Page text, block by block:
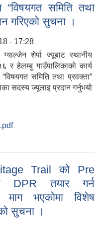
“विषयगत समिति तथा
गरिएको सुचना ।
- 17:28
शेर्पा ज्यूबाट स्थानीय
हेलम्बु गाउँपालिकाको कार्य
समिति तथा प्रवक्ता”
सदस्य ज्यूलाइ प्रदान गर्नुभयो
Trail को Pre
DPR तयार गर्न
माग भएकोमा विशेष
सुचना ।